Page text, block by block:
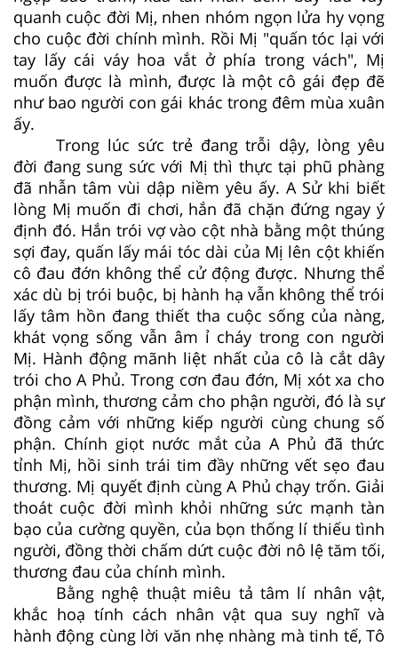
quanh cuộc đời Mị, nhen nhóm ngọn lửa hy vọng
cho cuộc đời chính mình. Rồi Mị "quấn tóc lại với
tay lấy cái váy hoa vắt ở phía trong vách", Mị
muốn được là mình, được là một cô gái đẹp đẽ
như bao người con gái khác trong đêm mùa xuân
ấy.
Trong lúc sức trẻ đang trỗi dậy, lòng yêu
đời đang sung sức với Mị thì thực tại phũ phàng
đã nhẫn tâm vùi dập niềm yêu ấy. A Sử khi biết
lòng Mị muốn đi chơi, hắn đã chặn đứng ngay ý
định đó. Hắn trói vợ vào cột nhà bằng một thúng
sợi đay, quấn lấy mái tóc dài của Mị lên cột khiến
cô đau đớn không thể cử động được. Nhưng thể
xác dù bị trói buộc, bị hành hạ vẫn không thể trói
lấy tâm hồn đang thiết tha cuộc sống của nàng,
khát vọng sống vẫn âm ỉ cháy trong con người
Mị. Hành động mãnh liệt nhất của cô là cắt dây
trói cho A Phủ. Trong cơn đau đớn, Mị xót xa cho
phận mình, thương cảm cho phận người, đó là sự
đồng cảm với những kiếp người cùng chung số
phận. Chính giọt nước mắt của A Phủ đã thức
tỉnh Mị, hồi sinh trái tim đầy những vết sẹo đau
thương. Mị quyết định cùng A Phủ chạy trốn. Giải
thoát cuộc đời mình khỏi những sức mạnh tàn
bạo của cường quyền, của bọn thống lí thiếu tình
người, đồng thời chấm dứt cuộc đời nô lệ tăm tối,
thương đau của chính mình.
Bằng nghệ thuật miêu tả tâm lí nhân vật,
khắc hoạ tính cách nhân vật qua suy nghĩ và
hành động cùng lời văn nhẹ nhàng mà tinh tế, Tô